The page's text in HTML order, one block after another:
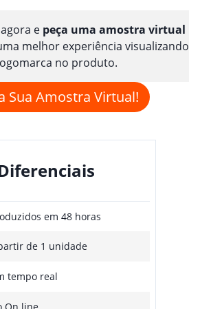
e peça uma amostra virtual
melhor experiência visualizando
no produto.
Sua Amostra Virtual!
em 48 horas
de 1 unidade
tempo real